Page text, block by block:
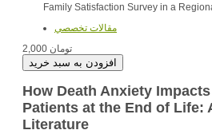
Family Satisfaction Survey in a
مقالات تخصصي
2,000 تومان
How Death Anxiety
Patients at the End of Life:
Literature